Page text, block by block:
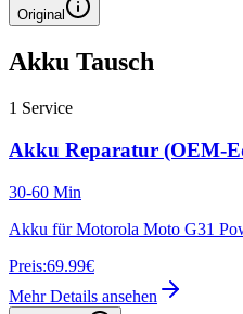
Original
Akku Tausch
1 Service
Akku Reparatur (OEM-
30-60 Min
Akku für Motorola Moto G31
Preis:69.99€
Mehr Details ansehen